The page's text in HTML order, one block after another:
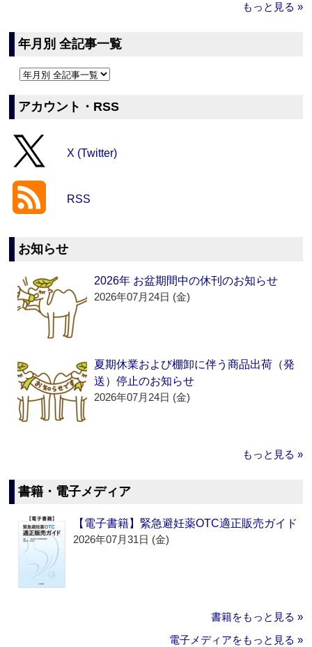
もっと見る »
年月別 全記事一覧
アカウント・RSS
X (Twitter)
RSS
お知らせ
2026年 お盆期間中の休刊のお知らせ
2026年07月24日 (金)
夏期休業および棚卸に伴う商品出荷（発
送）停止のお知らせ
2026年07月24日 (金)
もっと見る »
書籍・電子メディア
【電子書籍】緊急避妊薬OTC適正販売ガイド
2026年07月31日 (金)
書籍をもっと見る »
電子メディアをもっと見る »